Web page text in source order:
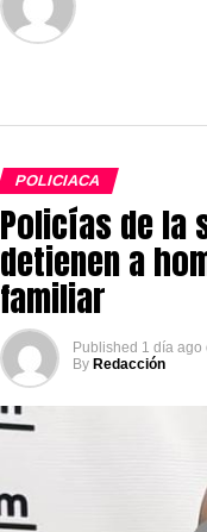
POLICIACA
Policías de
detienen a
familiar
Published 1 día ago
By Redacción